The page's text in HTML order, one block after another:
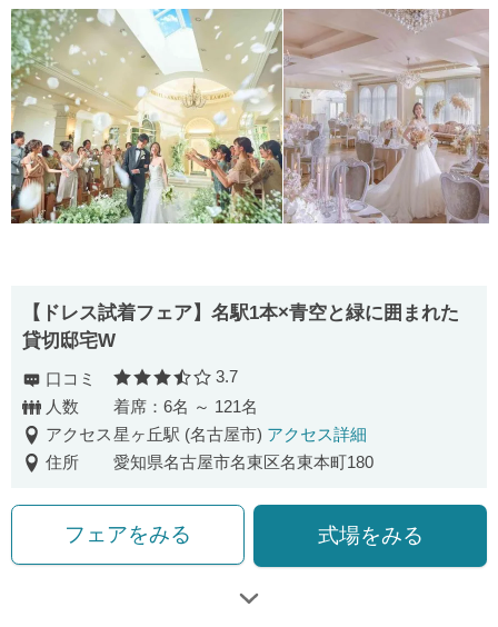
【ドレス試着フェア】名駅1本×青空と緑に囲まれた
貸切邸宅W
口コミ 口コミ評価
3.7
人数
着席：6名 ～ 121名
アクセス星ヶ丘駅 (名古屋市) アクセス詳細
住所
愛知県名古屋市名東区名東本町180
フェアをみる 式場をみる